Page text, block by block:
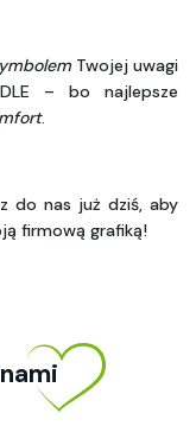
Twojej uwagi
– bo najlepsze
.
do nas już dziś, aby
firmową grafiką!